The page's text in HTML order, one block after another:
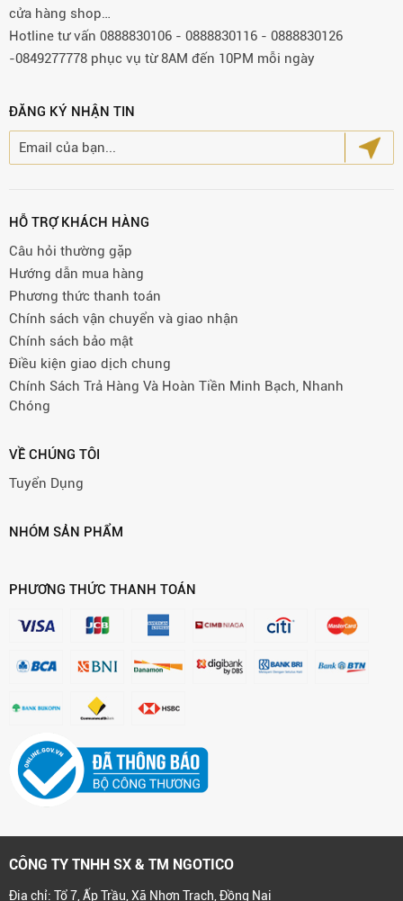
cửa hàng shop…
Hotline tư vấn 0888830106 - 0888830116 - 0888830126
-0849277778 phục vụ từ 8AM đến 10PM mỗi ngày
ĐĂNG KÝ NHẬN TIN
HỖ TRỢ KHÁCH HÀNG
Câu hỏi thường gặp
Hướng dẫn mua hàng
Phương thức thanh toán
Chính sách vận chuyển và giao nhận
Chính sách bảo mật
Điều kiện giao dịch chung
Chính Sách Trả Hàng Và Hoàn Tiền Minh Bạch, Nhanh
Chóng
VỀ CHÚNG TÔI
Tuyển Dụng
NHÓM SẢN PHẨM
PHƯƠNG THỨC THANH TOÁN
CÔNG TY TNHH SX & TM NGOTICO
Địa chỉ: Tổ 7, Ấp Trầu, Xã Nhơn Trạch, Đồng Nai